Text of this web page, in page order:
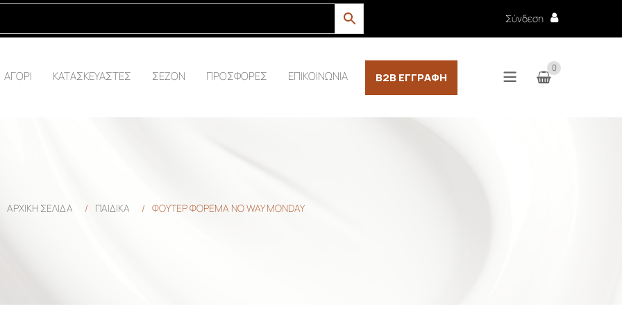
Σύνδεση
ΑΓΟΡΙ ΚΑΤΑΣΚΕΥΑΣΤΕΣ ΣΕΖΟΝ ΠΡΟΣΦΟΡΕΣ ΕΠΙΚΟΙΝΩΝΙΑ B2B ΕΓΓΡΑΦΉ
0
ΑΡΧΙΚΉ ΣΕΛΊΔΑ / ΠΑΙΔΙΚΑ / ΦΟΥΤΕΡ ΦΟΡΕΜΑ NO WAY MONDAY